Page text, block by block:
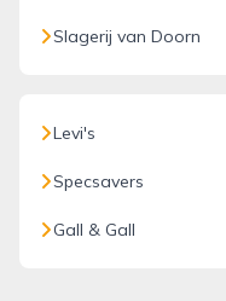
Slagerij van Doorn
Levi's
Specsavers
Gall & Gall